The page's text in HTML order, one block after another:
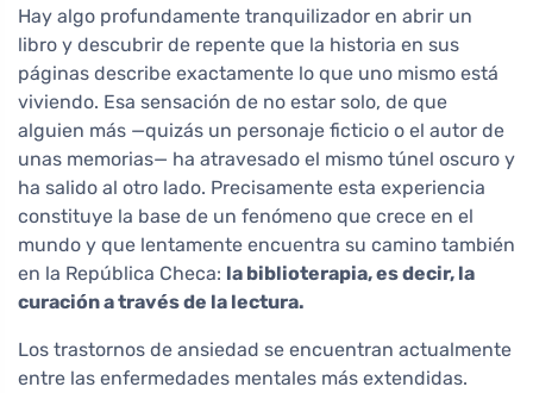
Hay algo profundamente tranquilizador en abrir un
libro y descubrir de repente que la historia en sus
páginas describe exactamente lo que uno mismo está
viviendo. Esa sensación de no estar solo, de que
alguien más —quizás un personaje ficticio o el autor de
unas memorias— ha atravesado el mismo túnel oscuro y
ha salido al otro lado. Precisamente esta experiencia
constituye la base de un fenómeno que crece en el
mundo y que lentamente encuentra su camino también
en la República Checa: la biblioterapia, es decir, la
curación a través de la lectura.
Los trastornos de ansiedad se encuentran actualmente
entre las enfermedades mentales más extendidas.